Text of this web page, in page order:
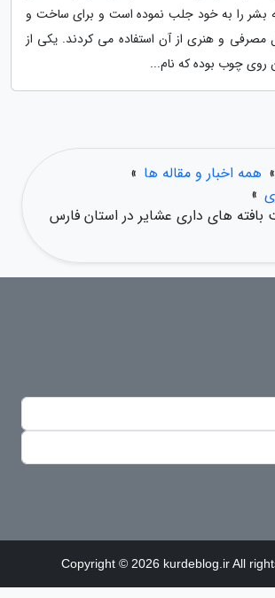
بشر را به خود جلب نموده است و برای ساخت و
مصرفی و هنری از آن استفاده می کردند. یکی از
روی چوب بوده که نام...
» همه اخبار و مقاله ها »
»
های داری عشایر در استان فارس
Copyright © 2026 kurdeblog.ir All